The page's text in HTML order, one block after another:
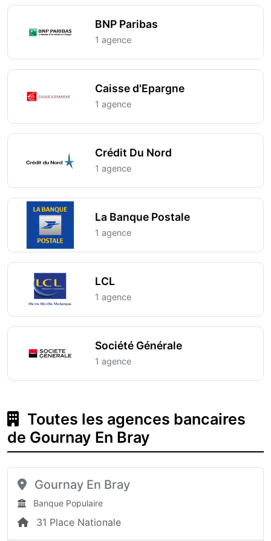
BNP Paribas
1 agence
Caisse d'Epargne
1 agence
Crédit Du Nord
1 agence
La Banque Postale
1 agence
LCL
1 agence
Société Générale
1 agence
Toutes les agences bancaires
de Gournay En Bray
Gournay En Bray
Banque Populaire
31 Place Nationale